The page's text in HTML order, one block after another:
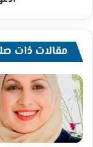
مقالات ذات